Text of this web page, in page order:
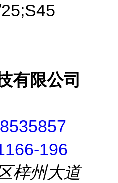
有限公司
196
梓州大道